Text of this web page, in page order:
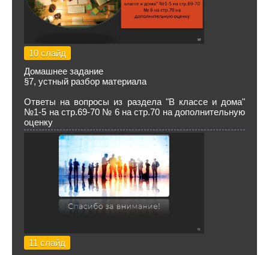
10 слайд
Домашнее задание
§7, устный разбор материала
Ответы на вопросы из раздела "В классе и дома"
№1-5 на стр.69-70 № 6 на стр.70 на дополнительную
оценку
11 слайд